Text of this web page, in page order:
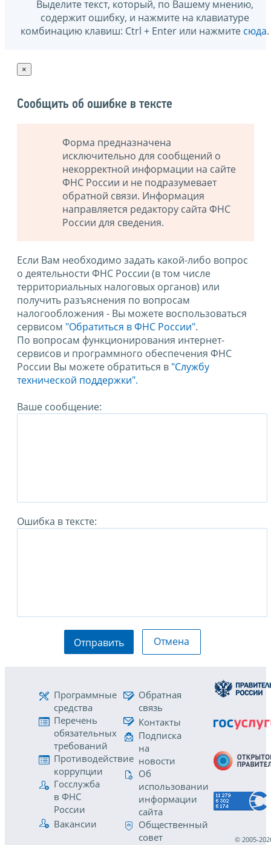
Выделите текст, который, по Вашему мнению,
содержит ошибку, и нажмите на клавиатуре
комбинацию клавиш: Ctrl + Enter или нажмите сюда.
×
Сообщить об ошибке в тексте
Форма предназначена
исключительно для сообщений о
некорректной информации на сайте
ФНС России и не подразумевает
обратной связи. Информация
направляется редактору сайта ФНС
России для сведения.
Если Вам необходимо задать какой-либо вопрос
о деятельности ФНС России (в том числе
территориальных налоговых органов) или
получить разъяснения по вопросам
налогообложения - Вы можете воспользоваться
сервисом "Обратиться в ФНС России".
По вопросам функционирования интернет-
сервисов и программного обеспечения ФНС
России Вы можете обратиться в "Службу
технической поддержки".
Ваше сообщение:
Ошибка в тексте:
Отправить Отмена
Программные
средства
Перечень
обязательных
требований
Противодействие
коррупции
Госслужба
в ФНС
России
Вакансии
Обратная
связь
Контакты
Подписка
на
новости
Об
использовании
информации
сайта
Общественный
совет
© 2005-